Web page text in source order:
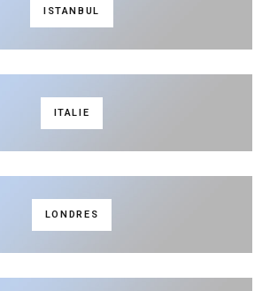
ISTANBUL
ITALIE
LONDRES